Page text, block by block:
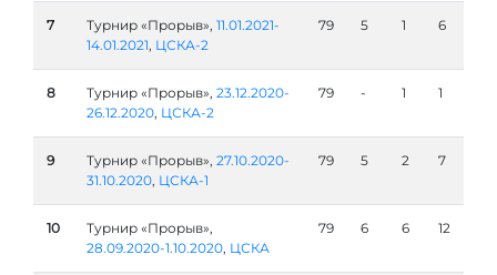
7 Турнир «Прорыв», 11.01.2021-
14.01.2021, ЦСКА-2
79 5 1 6
8 Турнир «Прорыв», 23.12.2020-
26.12.2020, ЦСКА-2
79 - 1 1
9 Турнир «Прорыв», 27.10.2020-
31.10.2020, ЦСКА-1
79 5 2 7
10
Турнир «Прорыв»,
28.09.2020-1.10.2020, ЦСКА
79 6 6 12